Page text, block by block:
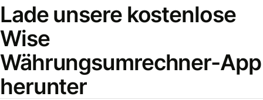
Lade unsere kostenlose
Wise
Währungsumrechner-App
herunter